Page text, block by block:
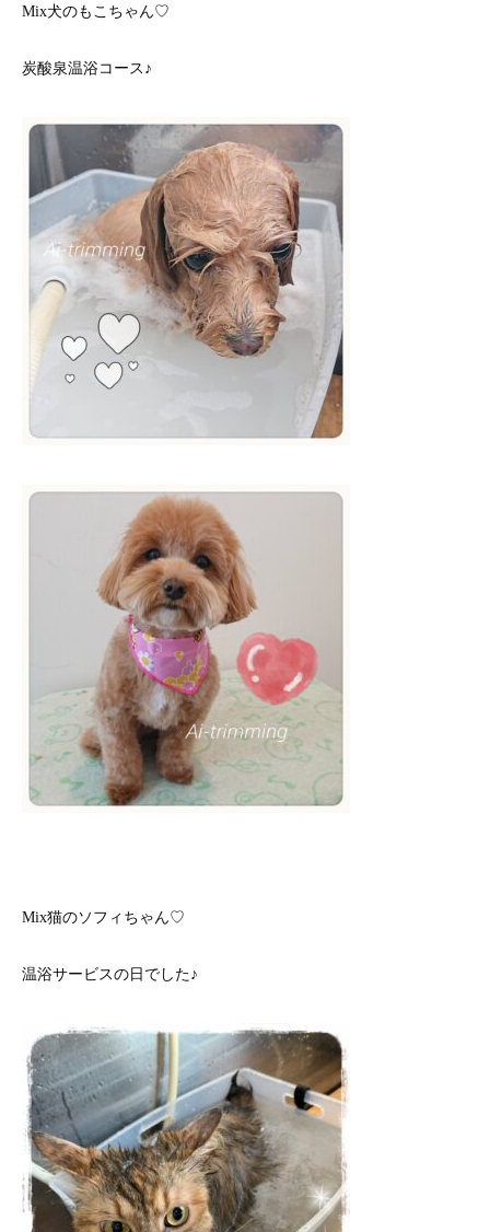
Mix犬のもこちゃん♡
炭酸泉温浴コース♪
Mix猫のソフィちゃん♡
温浴サービスの日でした♪